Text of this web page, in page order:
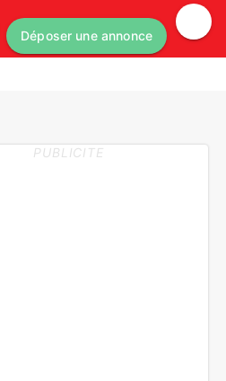
Déposer une annonce
PUBLICITE